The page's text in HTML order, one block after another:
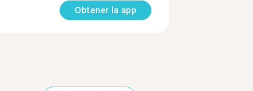
Obtener la app